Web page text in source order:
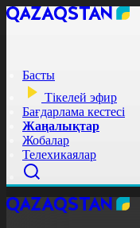
Басты
Тікелей эфир
Бағдарлама кестесі
Жаңалықтар
Жобалар
Телехикаялар